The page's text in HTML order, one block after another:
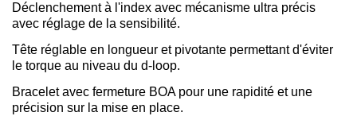
Déclenchement à l'index avec mécanisme ultra précis
avec réglage de la sensibilité.
Tête réglable en longueur et pivotante permettant d'éviter
le torque au niveau du d-loop.
Bracelet avec fermeture BOA pour une rapidité et une
précision sur la mise en place.